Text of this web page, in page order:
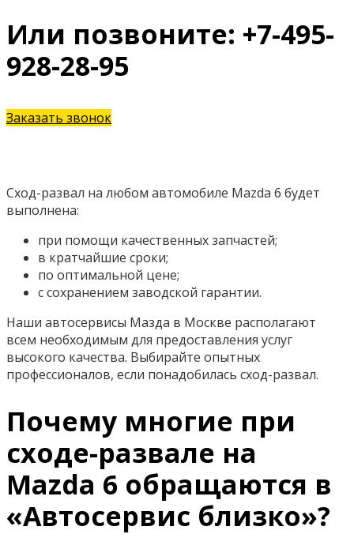
Или позвоните: +7-495-
928-28-95
Заказать звонок
Сход-развал на любом автомобиле Mazda 6 будет
выполнена:
при помощи качественных запчастей;
в кратчайшие сроки;
по оптимальной цене;
с сохранением заводской гарантии.
Наши автосервисы Мазда в Москве располагают
всем необходимым для предоставления услуг
высокого качества. Выбирайте опытных
профессионалов, если понадобилась сход-развал.
Почему многие при
сходе-развале на
Mazda 6 обращаются в
«Автосервис близко»?